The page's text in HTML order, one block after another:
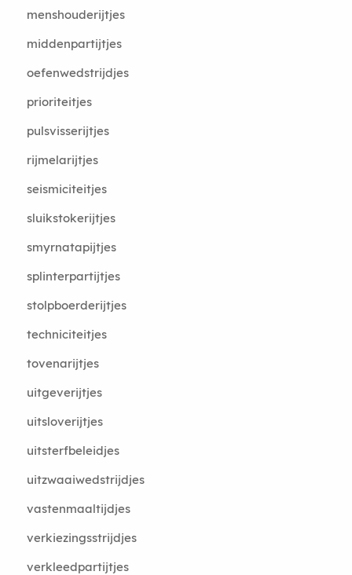
menshouderijtjes
middenpartijtjes
oefenwedstrijdjes
prioriteitjes
pulsvisserijtjes
rijmelarijtjes
seismiciteitjes
sluikstokerijtjes
smyrnatapijtjes
splinterpartijtjes
stolpboerderijtjes
techniciteitjes
tovenarijtjes
uitgeverijtjes
uitsloverijtjes
uitsterfbeleidjes
uitzwaaiwedstrijdjes
vastenmaaltijdjes
verkiezingsstrijdjes
verkleedpartijtjes